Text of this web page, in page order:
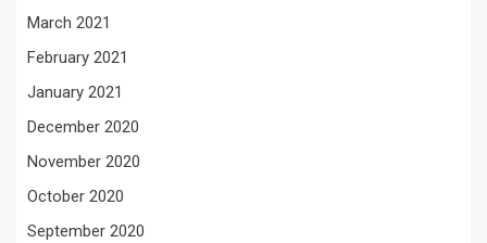
March 2021
February 2021
January 2021
December 2020
November 2020
October 2020
September 2020